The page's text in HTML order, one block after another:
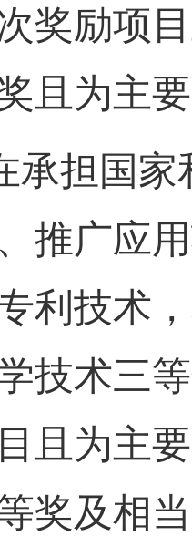
奖励项
且为主
承担国
推广应
利技术
学技术三
且为主
奖及相